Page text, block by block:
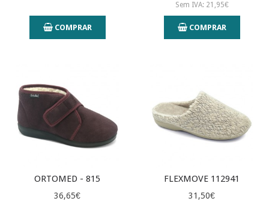
COMPRAR
Sem IVA: 21,95€
COMPRAR
ORTOMED - 815
36,65€
FLEXMOVE 112941
31,50€